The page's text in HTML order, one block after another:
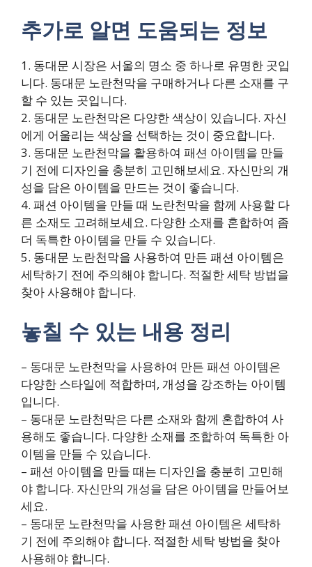
추가로 알면 도움되는 정보
1. 동대문 시장은 서울의 명소 중 하나로 유명한 곳입
니다. 동대문 노란천막을 구매하거나 다른 소재를 구
할 수 있는 곳입니다.
2. 동대문 노란천막은 다양한 색상이 있습니다. 자신
에게 어울리는 색상을 선택하는 것이 중요합니다.
3. 동대문 노란천막을 활용하여 패션 아이템을 만들
기 전에 디자인을 충분히 고민해보세요. 자신만의 개
성을 담은 아이템을 만드는 것이 좋습니다.
4. 패션 아이템을 만들 때 노란천막을 함께 사용할 다
른 소재도 고려해보세요. 다양한 소재를 혼합하여 좀
더 독특한 아이템을 만들 수 있습니다.
5. 동대문 노란천막을 사용하여 만든 패션 아이템은
세탁하기 전에 주의해야 합니다. 적절한 세탁 방법을
찾아 사용해야 합니다.
놓칠 수 있는 내용 정리
– 동대문 노란천막을 사용하여 만든 패션 아이템은
다양한 스타일에 적합하며, 개성을 강조하는 아이템
입니다.
– 동대문 노란천막은 다른 소재와 함께 혼합하여 사
용해도 좋습니다. 다양한 소재를 조합하여 독특한 아
이템을 만들 수 있습니다.
– 패션 아이템을 만들 때는 디자인을 충분히 고민해
야 합니다. 자신만의 개성을 담은 아이템을 만들어보
세요.
– 동대문 노란천막을 사용한 패션 아이템은 세탁하
기 전에 주의해야 합니다. 적절한 세탁 방법을 찾아
사용해야 합니다.